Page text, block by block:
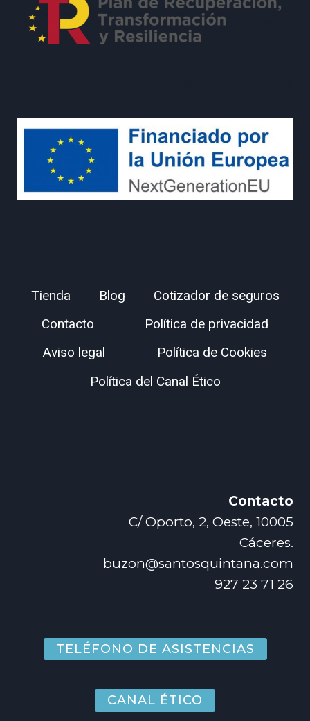
Tienda Blog
Cotizador de seguros
Contacto
Política de privacidad
Aviso legal
Política de Cookies
Política del Canal Ético
Contacto
C/ Oporto, 2, Oeste, 10005
Cáceres.
buzon@santosquintana.com
927 23 71 26
TELÉFONO DE ASISTENCIAS
CANAL ÉTICO